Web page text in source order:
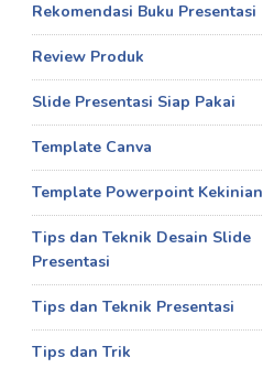
Rekomendasi Buku Presentasi
Review Produk
Slide Presentasi Siap Pakai
Template Canva
Template Powerpoint Kekinian
Tips dan Teknik Desain Slide
Presentasi
Tips dan Teknik Presentasi
Tips dan Trik